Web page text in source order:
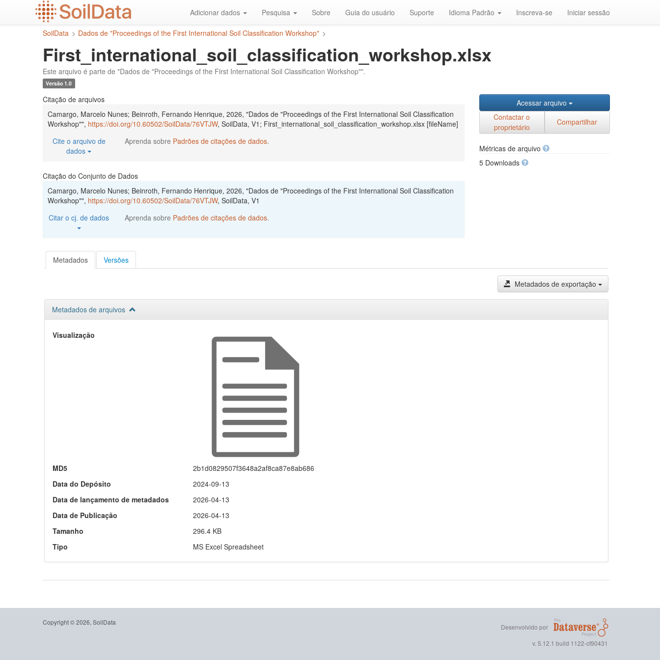
Adicionar dados Pesquisa Sobre Guia do usuário Suporte Idioma Padrão Inscreva-se Iniciar sessão
SoilData > Dados de "Proceedings of the First International Soil Classification Workshop" >
First_international_soil_classification_workshop.xlsx
Este arquivo é parte de "Dados de "Proceedings of the First International Soil Classification Workshop"".
Versão 1.0
Citação de arquivos
Camargo, Marcelo Nunes; Beinroth, Fernando Henrique, 2026, "Dados de "Proceedings of the First International Soil Classification
Workshop"", https://doi.org/10.60502/SoilData/76VTJW, SoilData, V1; First_international_soil_classification_workshop.xlsx [fileName]
Cite o arquivo de
dados
Aprenda sobre Padrões de citações de dados.
Citação do Conjunto de Dados
Camargo, Marcelo Nunes; Beinroth, Fernando Henrique, 2026, "Dados de "Proceedings of the First International Soil Classification
Workshop"", https://doi.org/10.60502/SoilData/76VTJW, SoilData, V1
Citar o cj. de dados
Aprenda sobre Padrões de citações de dados.
Acessar arquivo
Contactar o
proprietário
Compartilhar
Métricas de arquivo
5 Downloads
Metadados Versões
Metadados de exportação
Metadados de arquivos
Visualização
MD5
2b1d0829507f3648a2af8ca87e8ab686
Data do Depósito
2024-09-13
Data de lançamento de metadados
2026-04-13
Data de Publicação
2026-04-13
Tamanho
296.4 KB
Tipo
MS Excel Spreadsheet
Copyright © 2026, SoilData
Desenvolvido por
v. 5.12.1 build 1122-cf90431